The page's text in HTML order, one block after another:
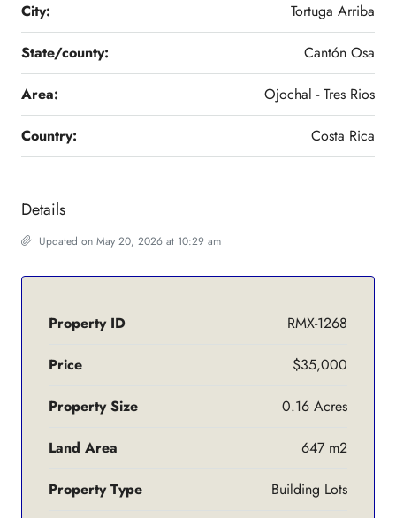
City: Tortuga Arriba
State/county: Cantón Osa
Area: Ojochal - Tres Rios
Country: Costa Rica
Details
Updated on May 20, 2026 at 10:29 am
Property ID RMX-1268
Price $35,000
Property Size 0.16 Acres
Land Area 647 m2
Property Type Building Lots